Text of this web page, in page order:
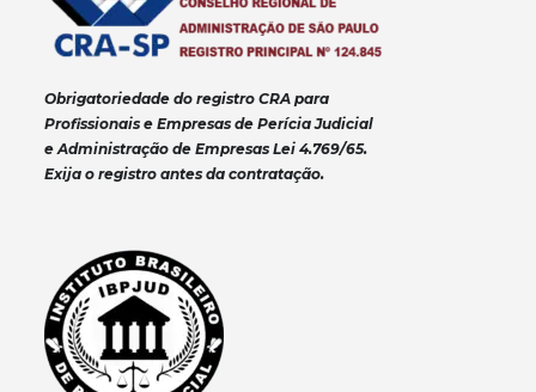
Obrigatoriedade do registro CRA para
Profissionais e Empresas de Perícia Judicial
e Administração de Empresas Lei 4.769/65.
Exija o registro antes da contratação.